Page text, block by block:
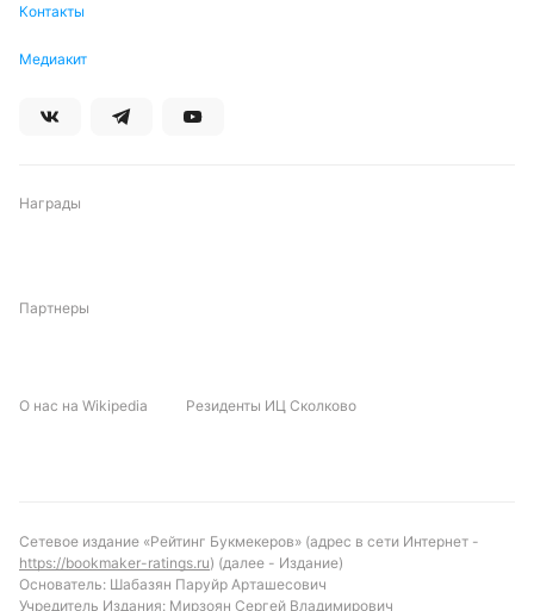
Контакты
Медиакит
Награды
Партнеры
О нас на Wikipedia Резиденты ИЦ Сколково
Сетевое издание «Рейтинг Букмекеров» (адрес в сети Интернет -
https://bookmaker-ratings.ru) (далее - Издание)
Основатель: Шабазян Паруйр Арташесович
Учредитель Издания: Мирзоян Сергей Владимирович